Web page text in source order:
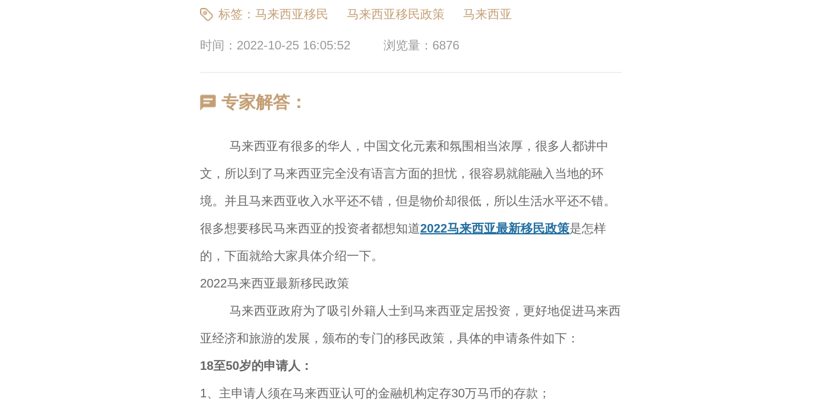
标签： 马来西亚移民 马来西亚移民政策 马来西亚
时间：2022-10-25 16:05:52 浏览量：6876
专家解答：
马来西亚有很多的华人，中国文化元素和氛围相当浓厚，很多人都讲中
文，所以到了马来西亚完全没有语言方面的担忧，很容易就能融入当地的环
境。并且马来西亚收入水平还不错，但是物价却很低，所以生活水平还不错。
很多想要移民马来西亚的投资者都想知道2022马来西亚最新移民政策是怎样
的，下面就给大家具体介绍一下。
2022马来西亚最新移民政策
马来西亚政府为了吸引外籍人士到马来西亚定居投资，更好地促进马来西
亚经济和旅游的发展，颁布的专门的移民政策，具体的申请条件如下：
18至50岁的申请人：
1、主申请人须在马来西亚认可的金融机构定存30万马币的存款；